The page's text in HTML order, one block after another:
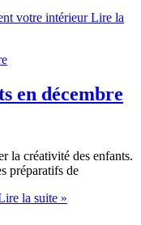
votre intérieurLire la
en décembre
la créativité des enfants.
préparatifs de
la suite »